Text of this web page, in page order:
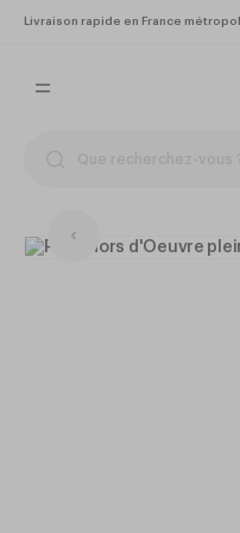
Livraison rapide en France